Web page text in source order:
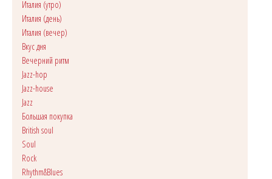
Италия (утро)
Италия (день)
Италия (вечер)
Вкус дня
Вечерний ритм
Jazz-hop
Jazz-house
Jazz
Большая покупка
British soul
Soul
Rock
Rhythm&Blues